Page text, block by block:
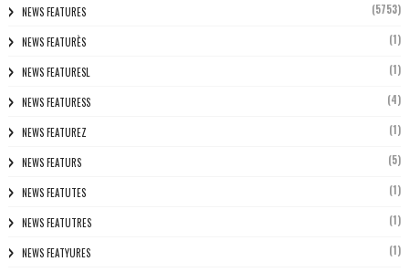
NEWS FEATURES (5753)
NEWS FEATURÈS (1)
NEWS FEATURESL (1)
NEWS FEATURESS (4)
NEWS FEATUREZ (1)
NEWS FEATURS (5)
NEWS FEATUTES (1)
NEWS FEATUTRES (1)
NEWS FEATYURES (1)